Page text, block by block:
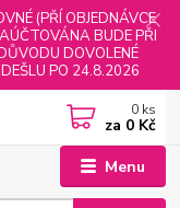
(PŘÍ OBJEDNÁVCE
BUDE PŘI
DOVOLENÉ
PO 24.8.2026
Menu
0 ks
za 0 Kč